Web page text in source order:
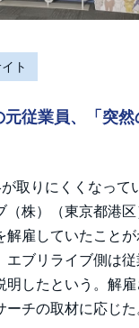
ト
従業員、「突然
取りにくくなって
（株）（東京都港
解雇していたこと
エブリライブ側は
明したという。解
チの取材に応じた